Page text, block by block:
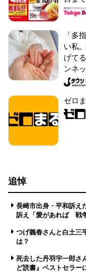
「多
い私
げて
ンネ
ゼロ
追悼
長崎市出身・平和訴
訴え「愛があれば 戦
つげ義春さんと白土
は？
死去した丹羽宇一郎
ど読書』ベストセラー